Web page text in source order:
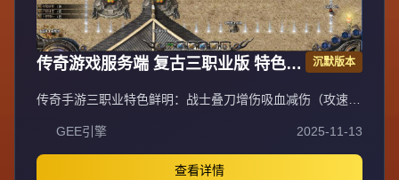
传奇游戏服务端 复古三职业版 特色技
能buff 翎风引擎
沉默版本
传奇手游三职业特色鲜明：战士叠刀增伤吸血减伤（攻速上
无情的刷怪机器（10级群雷11X11范围，无CD流星火雨，
高施法速度）；道士宝宝契合度系统（初始50%攻击契合
度，双防契合度120%，生命契合度150%，宝宝享人物防
GEE引擎 2025-11-13
查看详情